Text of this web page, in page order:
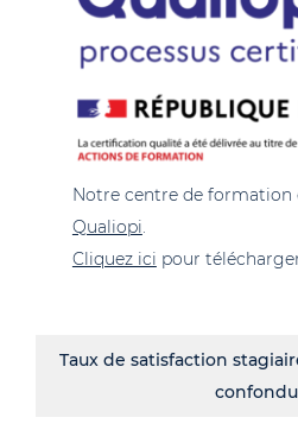
Notre centre de formation
Qualiopi.
Cliquez ici pour
Taux de satisfaction